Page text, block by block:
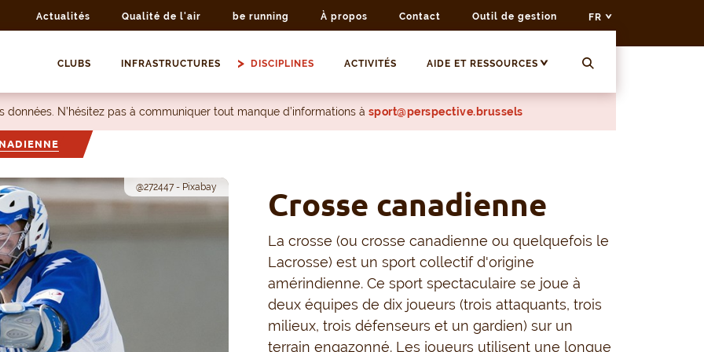
Actualités Qualité de l'air be running À propos Contact Outil de gestion FR
CLUBS INFRASTRUCTURES DISCIPLINES ACTIVITÉS AIDE ET RESSOURCES
N’hésitez pas à communiquer tout manque d’informations à sport@perspective.brussels
@272447 - Pixabay Crosse canadienne
La crosse (ou crosse canadienne ou quelquefois le
Lacrosse) est un sport collectif d'origine
amérindienne. Ce sport spectaculaire se joue à
deux équipes de dix joueurs (trois attaquants, trois
milieux, trois défenseurs et un gardien) sur un
terrain engazonné. Les joueurs utilisent une longue